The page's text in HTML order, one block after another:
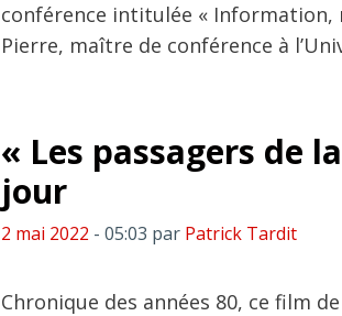
conférence intitulée « Information,
Pierre, maître de conférence à
« Les passagers de
jour
2 mai 2022 - 05:03 par Patrick Tardit
Chronique des années 80, ce film